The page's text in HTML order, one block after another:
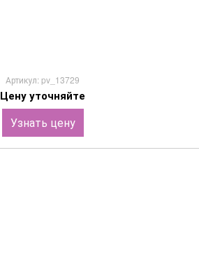
Артикул: pv_13729
Цену уточняйте
Узнать цену